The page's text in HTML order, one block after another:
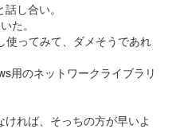
し合い。
た。
使ってみて、ダメそうであれ
用のネットワークライブラリ
れば、そっちの方が早いよ